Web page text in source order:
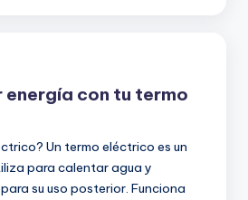
energía con tu termo
Un termo eléctrico es un
para calentar agua y
su uso posterior. Funciona